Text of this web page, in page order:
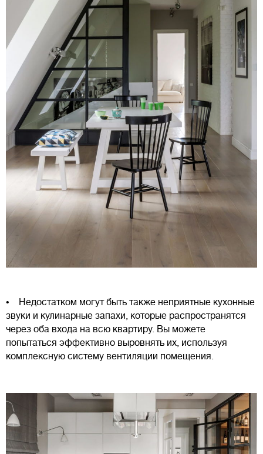
• Недостатком могут быть также неприятные кухонные
звуки и кулинарные запахи, которые распространятся
через оба входа на всю квартиру. Вы можете
попытаться эффективно выровнять их, используя
комплексную систему вентиляции помещения.